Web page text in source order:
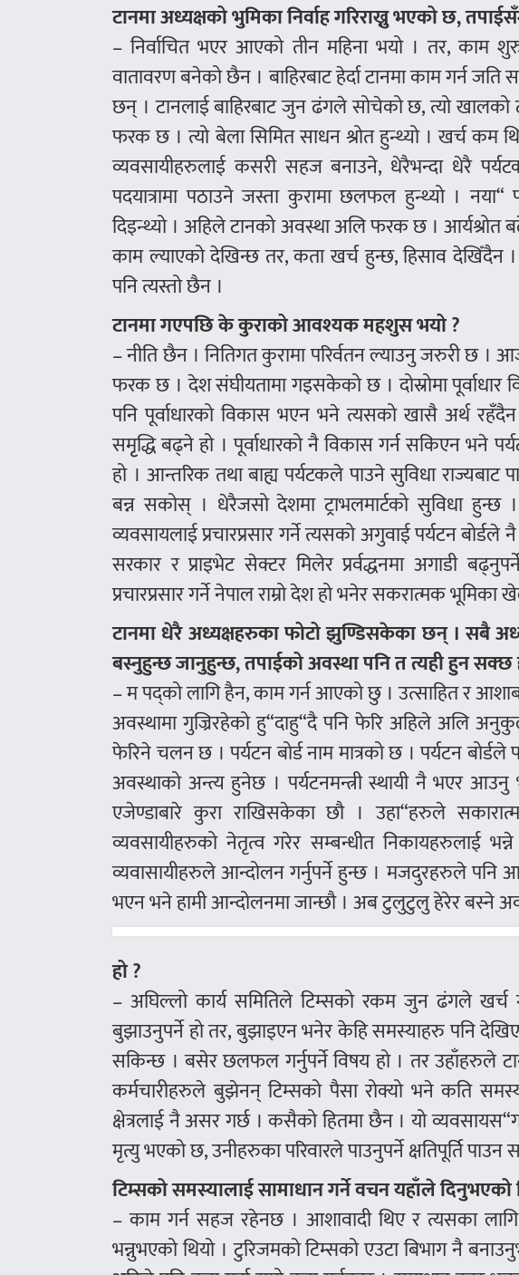
टानमा अध्यक्षको भुमिका निर्वाह गरिराख्नु भएको छ,
– निर्वाचित भएर आएको तीन महिना भयो । तर, काम
वातावरण बनेको छैन । बाहिरबाट हेर्दा टानमा काम गर्न
छन् । टानलाई बाहिरबाट जुन ढंगले सोचेको छ, त्यो
फरक छ । त्यो बेला सिमित साधन श्रोत हुन्थ्यो । खर्च कम
व्यवसायीहरुलाई कसरी सहज बनाउने, धेरैभन्दा धेरै
पदयात्रामा पठाउने जस्ता कुरामा छलफल हुन्थ्यो । नया“
दिइन्थ्यो । अहिले टानको अवस्था अलि फरक छ । आर्यश्रोत
काम ल्याएको देखिन्छ तर, कता खर्च हुन्छ, हिसाव देखिँदैन
पनि त्यस्तो छैन ।
टानमा गएपछि के कुराको आवश्यक महशुस भयो ?
– नीति छैन । नितिगत कुरामा परिर्वतन ल्याउनु जरुरी छ ।
फरक छ । देश संघीयतामा गइसकेको छ । दोस्रोमा पूर्वाधार
पनि पूर्वाधारको विकास भएन भने त्यसको खासै अर्थ
समृृद्धि बढ्ने हो । पूर्वाधारको नै विकास गर्न सकिएन भने
हो । आन्तरिक तथा बाह्य पर्यटकले पाउने सुविधा राज्यबाट
बन्न सकोस् । धेरैजसो देशमा ट्राभलमार्टको सुविधा
व्यवसायलाई प्रचारप्रसार गर्ने त्यसको अगुवाई पर्यटन बोर्डले
सरकार र प्राइभेट सेक्टर मिलेर प्रर्वद्धनमा अगाडी
प्रचारप्रसार गर्ने नेपाल राम्रो देश हो भनेर सकरात्मक भूमिका
टानमा धेरै अध्यक्षहरुका फोटो झुण्डिसकेका छन् । सबै
बस्नुहुन्छ जानुहुन्छ, तपाईको अवस्था पनि त त्यही हुन सक्छ
– म पद्को लागि हैन, काम गर्न आएको छु । उत्साहित र
अवस्थामा गुज्रिरहेको हु“दाहु“दै पनि फेरि अहिले अलि
फेरिने चलन छ । पर्यटन बोर्ड नाम मात्रको छ । पर्यटन
अवस्थाको अन्त्य हुनेछ । पर्यटनमन्त्री स्थायी नै भएर
एजेण्डाबारे कुरा राखिसकेका छौ । उहा“हरुले
व्यवसायीहरुको नेतृत्व गरेर सम्बन्धीत निकायहरुलाई
व्यवासायीहरुले आन्दोलन गर्नुपर्ने हुन्छ । मजदुरहरुले पनि
भएन भने हामी आन्दोलनमा जान्छौ । अब टुलुटुलु हेरेर बस्ने
हो ?
– अघिल्लो कार्य समितिले टिम्सको रकम जुन ढंगले खर्च
बुझाउनुपर्ने हो तर, बुझाइएन भनेर केहि समस्याहरु पनि
सकिन्छ । बसेर छलफल गर्नुपर्ने विषय हो । तर उहाँहरुले
कर्मचारीहरुले बुझेनन् टिम्सको पैसा रोक्यो भने कति
क्षेत्रलाई नै असर गर्छ । कसैको हितमा छैन । यो
मृत्यु भएको छ, उनीहरुका परिवारले पाउनुपर्ने क्षतिपूर्ति
टिम्सको समस्यालाई सामाधान गर्ने वचन यहाँले दिनुभएको
– काम गर्न सहज रहेनछ । आशावादी थिए र त्यसका
भन्नुभएको थियो । टुरिजमको टिम्सको एउटा बिभाग नै